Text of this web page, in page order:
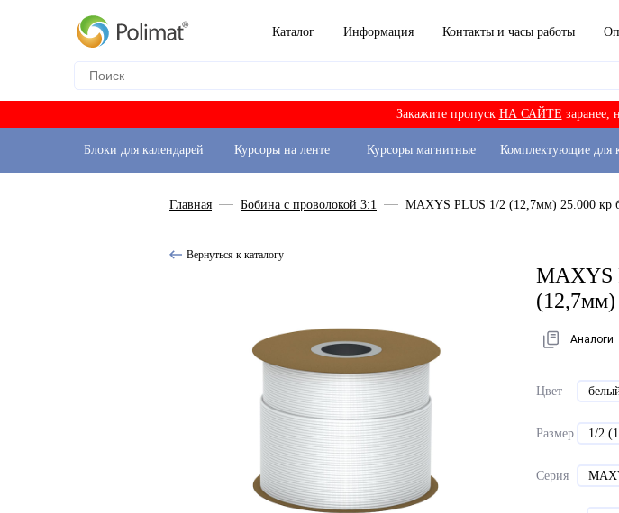
Каталог Информация Контакты и часы работы
Закажите пропуск НА САЙТЕ заранее,
Блоки для календарей Курсоры на ленте Курсоры магнитные Комплектующие для
Главная Бобина с проволокой 3:1 MAXYS PLUS 1/2 (12,7мм) 25.000 кр
Вернуться к каталогу
MAXYS
(12,7мм)
Аналоги
Цвет
Размер 1/2
Серия